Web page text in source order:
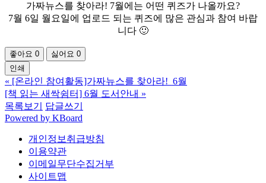
가짜뉴스를 찾아라! 7월에는 어떤 퀴즈가 나올까요?
7월 6일 월요일에 업로드 되는 퀴즈에 많은 관심과 참여 바랍
니다 🙂
좋아요 0 싫어요 0
인쇄
« [온라인 참여활동]가짜뉴스를 찾아라!_6월
[책 읽는 새싹쉼터] 6월 도서안내 »
목록보기
답글쓰기
Powered by KBoard
개인정보취급방침
이용약관
이메일무단수집거부
사이트맵